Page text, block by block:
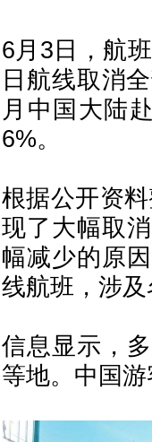
6月3日，航
日航线取消
月 中国 大陆赴
6%。
根据公开资
现了大幅取
幅减少的原
线航班，涉
信息显示，
等地。 中国游